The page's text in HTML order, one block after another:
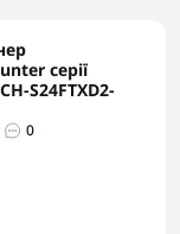
серії
S24FTXD2-
0